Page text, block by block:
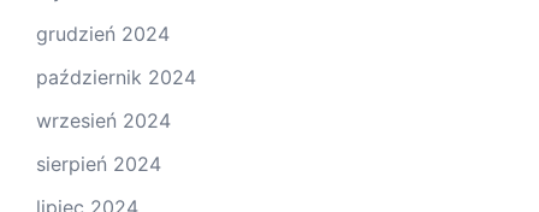
grudzień 2024
październik 2024
wrzesień 2024
sierpień 2024